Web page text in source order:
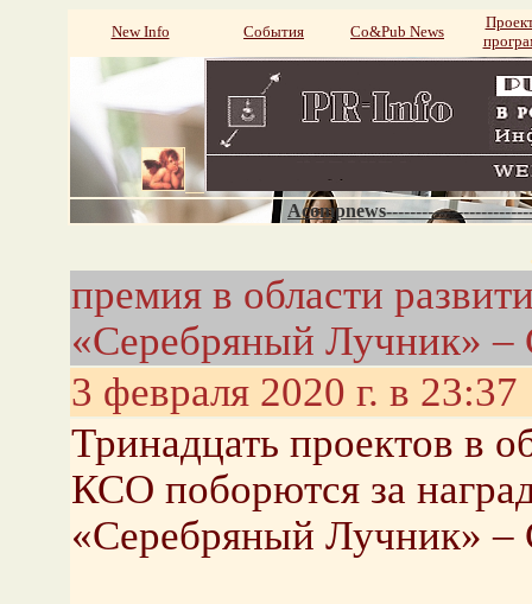
New Info События Со&Pub News
премия в области
«Серебряный Лучник» –
3 февраля 2020 г. в 23:37
Тринадцать проектов в
КСО поборются за
«Серебряный Лучник» –